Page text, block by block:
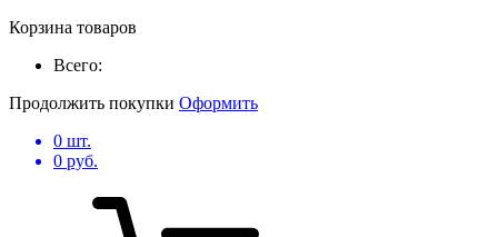
Корзина товаров
Всего:
Продолжить покупки Оформить
0 шт.
0 руб.